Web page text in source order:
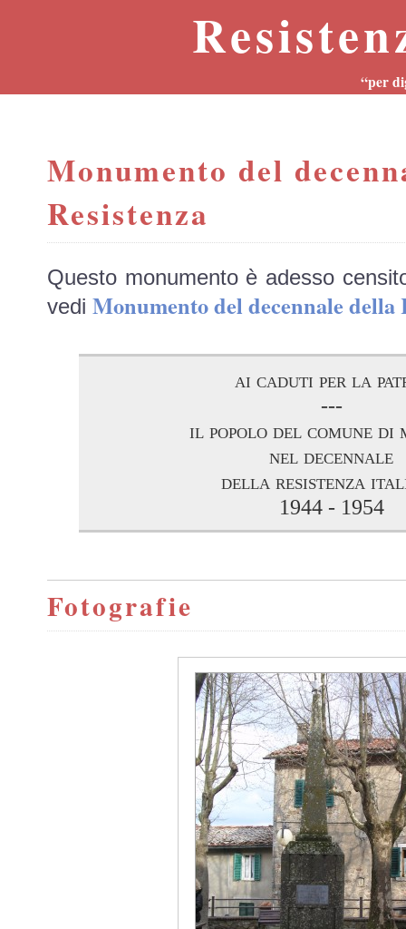
“per
Monumento del
Resistenza
Questo monumento è adesso
vedi Monumento del decennale della
ai caduti per la
---
il popolo del comune di
nel decennale
della resistenza
1944 - 1954
Fotografie